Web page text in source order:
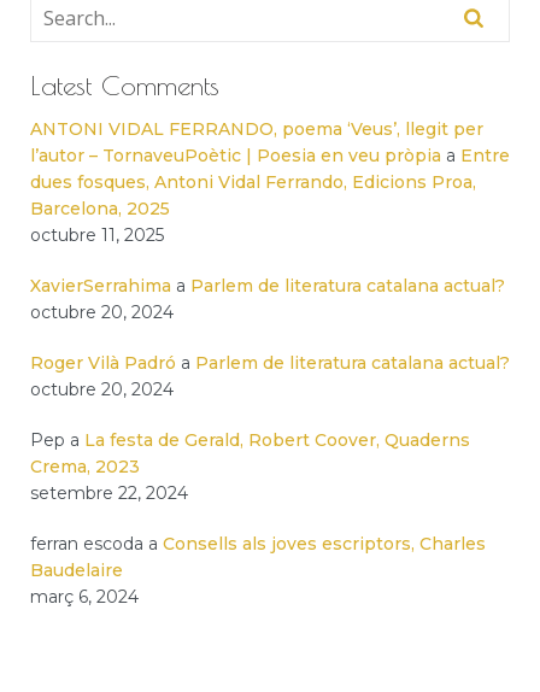
Latest Comments
ANTONI VIDAL FERRANDO, poema ‘Veus’, llegit per
l’autor – TornaveuPoètic | Poesia en veu pròpia a Entre
dues fosques, Antoni Vidal Ferrando, Edicions Proa,
Barcelona, 2025
octubre 11, 2025
XavierSerrahima a Parlem de literatura catalana actual?
octubre 20, 2024
Roger Vilà Padró a Parlem de literatura catalana actual?
octubre 20, 2024
Pep a La festa de Gerald, Robert Coover, Quaderns
Crema, 2023
setembre 22, 2024
ferran escoda a Consells als joves escriptors, Charles
Baudelaire
març 6, 2024